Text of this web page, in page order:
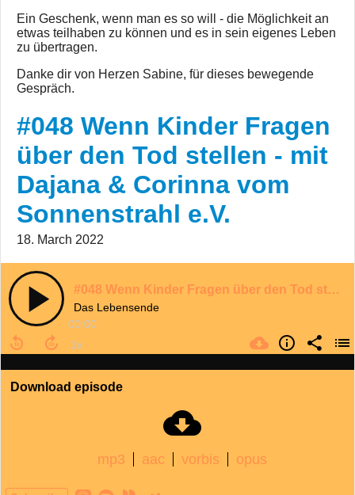
Ein Geschenk, wenn man es so will - die Möglichkeit an
etwas teilhaben zu können und es in sein eigenes Leben
zu übertragen.
Danke dir von Herzen Sabine, für dieses bewegende
Gespräch.
#048 Wenn Kinder Fragen
über den Tod stellen - mit
Dajana & Corinna vom
Sonnenstrahl e.V.
18. March 2022
#048 Wenn Kinder Fragen über den Tod stellen - mit Dajana & Corinna vom Sonnenstrahl e.V.
Das Lebensende
00:00
Download episode
mp3 aac vorbis opus